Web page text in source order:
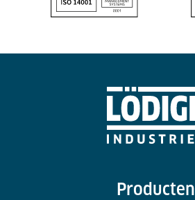
Producten